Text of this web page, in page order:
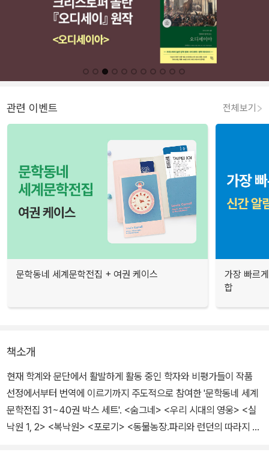
관련 이벤트 전체보기
문학동네 세계문학전집 + 여권 케이스
가장 빠르
합
책소개
현재 학계와 문단에서 활발하게 활동 중인 학자와 비평가들이 작품
선정에서부터 번역에 이르기까지 주도적으로 참여한 '문학동네 세계
문학전집 31~40권 박스 세트'. <숨그네> <우리 시대의 영웅> <실
낙원 1, 2> <복낙원> <포로기> <동물농장.파리와 런던의 따라지 인